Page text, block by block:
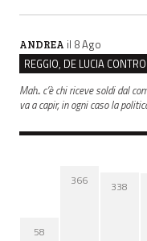
ANDREA il 8 Ago
Mah.. c’è chi riceve soldi dal
va a capir, in ogni caso la
58
366 338